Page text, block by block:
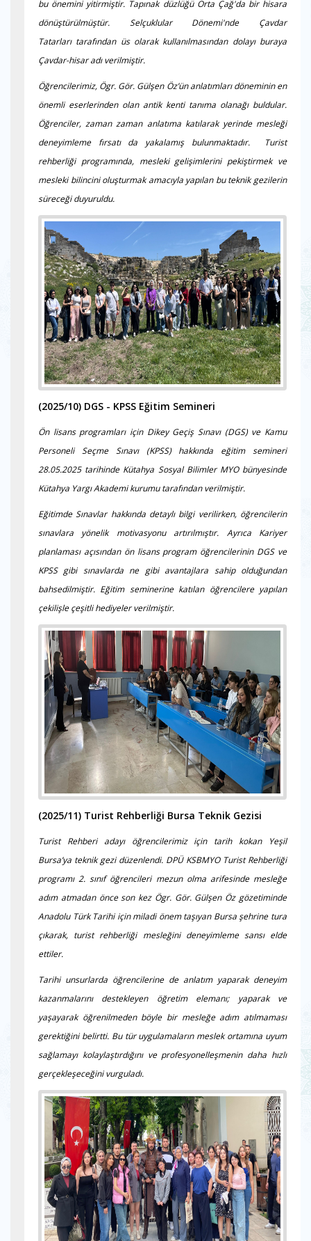
bu önemini yitirmiştir. Tapınak düzlüğü Orta Çağ'da bir hisara
dönüştürülmüştür. Selçuklular Dönemi'nde Çavdar
Tatarları tarafından üs olarak kullanılmasından dolayı buraya
Çavdar-hisar adı verilmiştir.
Öğrencilerimiz, Ögr. Gör. Gülşen Öz’ün anlatımları döneminin en
önemli eserlerinden olan antik kenti tanıma olanağı buldular.
Öğrenciler, zaman zaman anlatıma katılarak yerinde mesleği
deneyimleme fırsatı da yakalamış bulunmaktadır. Turist
rehberliği programında, mesleki gelişimlerini pekiştirmek ve
mesleki bilincini oluşturmak amacıyla yapılan bu teknik gezilerin
süreceği duyuruldu.
(2025/10) DGS - KPSS Eğitim Semineri
Ön lisans programları için Dikey Geçiş Sınavı (DGS) ve Kamu
Personeli Seçme Sınavı (KPSS) hakkında eğitim semineri
28.05.2025 tarihinde Kütahya Sosyal Bilimler MYO bünyesinde
Kütahya Yargı Akademi kurumu tarafından verilmiştir.
Eğitimde Sınavlar hakkında detaylı bilgi verilirken, öğrencilerin
sınavlara yönelik motivasyonu artırılmıştır. Ayrıca Kariyer
planlaması açısından ön lisans program öğrencilerinin DGS ve
KPSS gibi sınavlarda ne gibi avantajlara sahip olduğundan
bahsedilmiştir. Eğitim seminerine katılan öğrencilere yapılan
çekilişle çeşitli hediyeler verilmiştir.
(2025/11) Turist Rehberliği Bursa Teknik Gezisi
Turist Rehberi adayı öğrencilerimiz için tarih kokan Yeşil
Bursa’ya teknik gezi düzenlendi. DPÜ KSBMYO Turist Rehberliği
programı 2. sınıf öğrencileri mezun olma arifesinde mesleğe
adım atmadan önce son kez Ögr. Gör. Gülşen Öz gözetiminde
Anadolu Türk Tarihi için miladi önem taşıyan Bursa şehrine tura
çıkarak, turist rehberliği mesleğini deneyimleme sansı elde
ettiler.
Tarihi unsurlarda öğrencilerine de anlatım yaparak deneyim
kazanmalarını destekleyen öğretim elemanı; yaparak ve
yaşayarak öğrenilmeden böyle bir mesleğe adım atılmaması
gerektiğini belirtti. Bu tür uygulamaların meslek ortamına uyum
sağlamayı kolaylaştırdığını ve profesyonelleşmenin daha hızlı
gerçekleşeceğini vurguladı.